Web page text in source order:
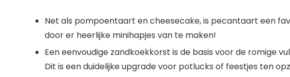
Net als pompoentaart en cheesecake, is pecantaart een
door er heerlijke minihapjes van te maken!
Een eenvoudige zandkoekkorst is de basis voor de romige
Dit is een duidelijke upgrade voor potlucks of feestjes ten